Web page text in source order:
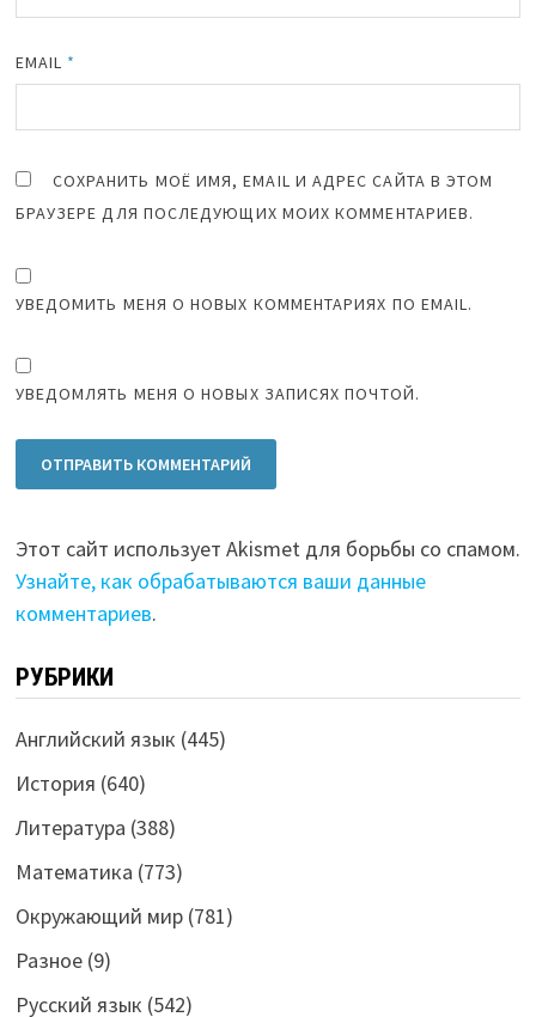
EMAIL *
СОХРАНИТЬ МОЁ ИМЯ, EMAIL И АДРЕС САЙТА В ЭТОМ
БРАУЗЕРЕ ДЛЯ ПОСЛЕДУЮЩИХ МОИХ КОММЕНТАРИЕВ.
УВЕДОМИТЬ МЕНЯ О НОВЫХ КОММЕНТАРИЯХ ПО EMAIL.
УВЕДОМЛЯТЬ МЕНЯ О НОВЫХ ЗАПИСЯХ ПОЧТОЙ.
Этот сайт использует Akismet для борьбы со спамом.
Узнайте, как обрабатываются ваши данные
комментариев.
РУБРИКИ
Английский язык (445)
История (640)
Литература (388)
Математика (773)
Окружающий мир(781)
Разное(9)
Русский язык (542)